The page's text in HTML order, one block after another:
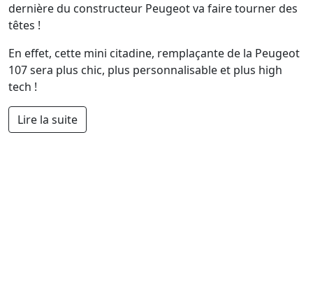
dernière du constructeur Peugeot va faire tourner des
têtes !
En effet, cette mini citadine, remplaçante de la Peugeot
107 sera plus chic, plus personnalisable et plus high
tech !
Lire la suite